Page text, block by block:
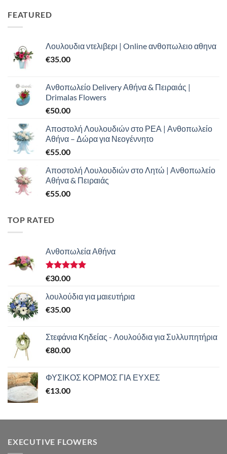
FEATURED
Λουλουδια ντελιβερι | Online ανθοπωλειο αθηνα
€35.00
Ανθοπωλείο Delivery Αθήνα & Πειραιάς |
Drimalas Flowers
€50.00
Αποστολή Λουλουδιών στο ΡΕΑ | Ανθοπωλείο
Αθήνα – Δώρα για Νεογέννητο
€55.00
Αποστολή Λουλουδιών στο Λητώ | Ανθοπωλείο
Αθήνα & Πειραιάς
€55.00
TOP RATED
Ανθοπωλεία Αθήνα
Βαθμολογήθηκε
από 5
€30.00
λουλούδια για μαιευτήρια
€35.00
Στεφάνια Κηδείας - Λουλούδια για Συλλυπητήρια
€80.00
ΦΥΣΙΚΟΣ ΚΟΡΜΟΣ ΓΙΑ ΕΥΧΕΣ
€13.00
EXECUTIVE FLOWERS